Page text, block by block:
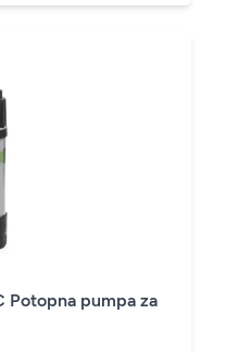
Potopna pumpa za